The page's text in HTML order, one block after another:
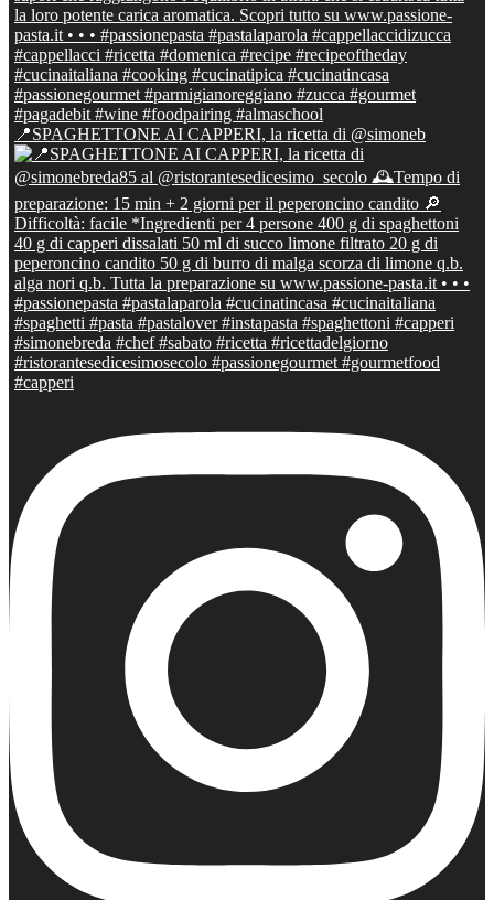
📍SPAGHETTONE AI CAPPERI, la ricetta di @simoneb